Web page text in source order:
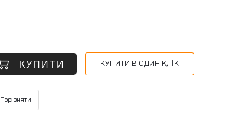
КУПИТИ КУПИТИ В ОДИН КЛІК
Порівняти